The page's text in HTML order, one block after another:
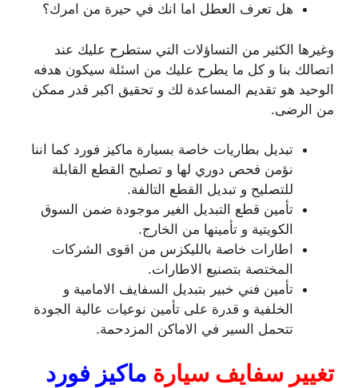
هل تعرف العطل اما انك في حيرة من امرك؟
وغيرها الكثير من التساؤلات التي ستطرح عليك عند
اتصالك بنا و كل ما يطرح عليك من اسئلة سيكون هدفه
الوحيد هو تقديم المساعدة لك و تحقيق اكبر قدر ممكن
من الرضى.
تبديل بطاريات خاصة بسيارة ماكيز فورد كما اننا
نؤمن فحص دوري لها و تصليح القطع القابلة
للتصليح و تبديل القطع التالفة.
تأمين قطع التبديل الغير موجودة ضمن السوق
الكويتية و تأمينها من الخارج.
اطارات خاصة بالليكزس من اقوى الشركات
المختصة بتصنيع الاطارات.
تأمين فني خبير بتبديل السفايف الامامية و
الخلفية و قدرة على تأمين نوعيات عالية الجودة
تتحمل السير في الاماكن المزدحمة.
تغيير سفايف سيارة ماكيز فورد